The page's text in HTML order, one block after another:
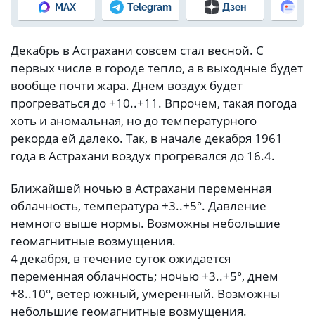
MAX Telegram Дзен
Декабрь в Астрахани совсем стал весной. С
первых числе в городе тепло, а в выходные будет
вообще почти жара. Днем воздух будет
прогреваться до +10..+11. Впрочем, такая погода
хоть и аномальная, но до температурного
рекорда ей далеко. Так, в начале декабря 1961
года в Астрахани воздух прогревался до 16.4.
Ближайшей ночью в Астрахани переменная
облачность, температура +3..+5°. Давление
немного выше нормы. Возможны небольшие
геомагнитные возмущения.
4 декабря, в течение суток ожидается
переменная облачность; ночью +3..+5°, днем
+8..10°, ветер южный, умеренный. Возможны
небольшие геомагнитные возмущения.